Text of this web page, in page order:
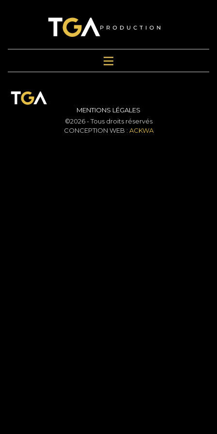
MENTIONS LÉGALES
©2026 - Tous droits réservés
CONCEPTION WEB : ACKWA